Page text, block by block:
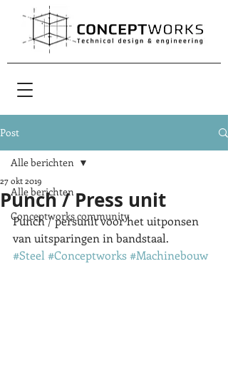
Post
Alle berichten
Conceptworks community
Alle berichten
Punch / Press unit
27 okt 2019
Punch / persunit voor het uitponsen
van uitsparingen in bandstaal.
#Steel #Conceptworks#Machinebouw